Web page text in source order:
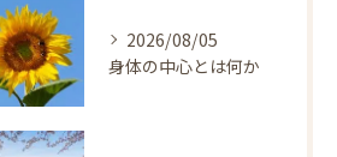
2026/08/05
身体の中心とは何か